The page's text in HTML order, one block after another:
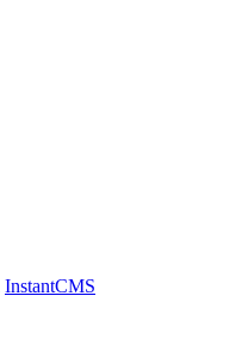
InstantCMS